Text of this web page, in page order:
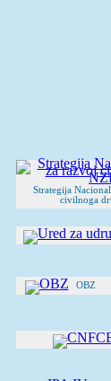
Strategija
civilnoga
OBZ